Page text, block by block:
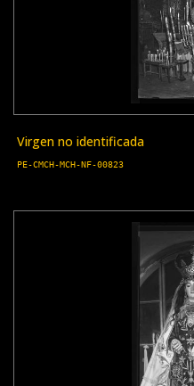
Virgen no identificada
PE-CMCH-MCH-NF-00823